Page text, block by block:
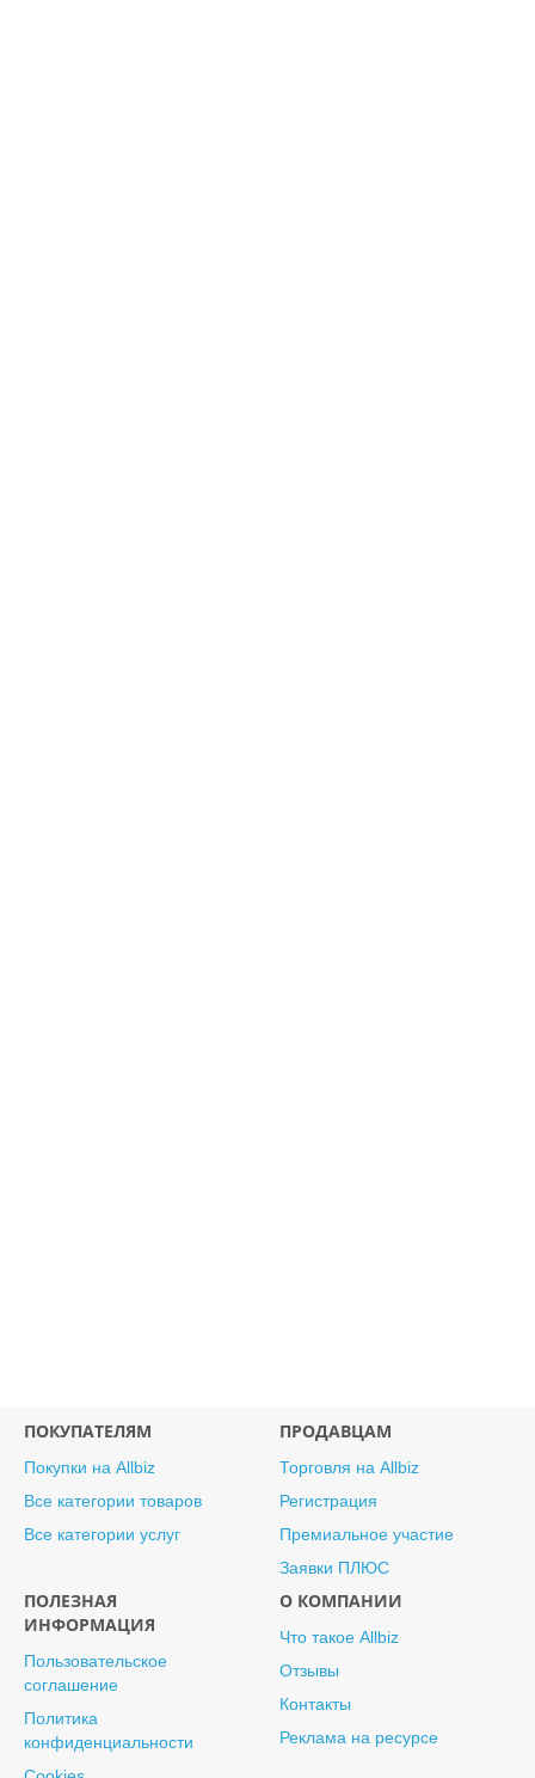
ПОКУПАТЕЛЯМ
Покупки на Allbiz
Все категории товаров
Все категории услуг
ПРОДАВЦАМ
Торговля на Allbiz
Регистрация
Премиальное участие
Заявки ПЛЮС
ПОЛЕЗНАЯ
ИНФОРМАЦИЯ
Пользовательское
соглашение
Политика
конфиденциальности
О КОМПАНИИ
Что такое Allbiz
Отзывы
Контакты
Реклама на ресурсе